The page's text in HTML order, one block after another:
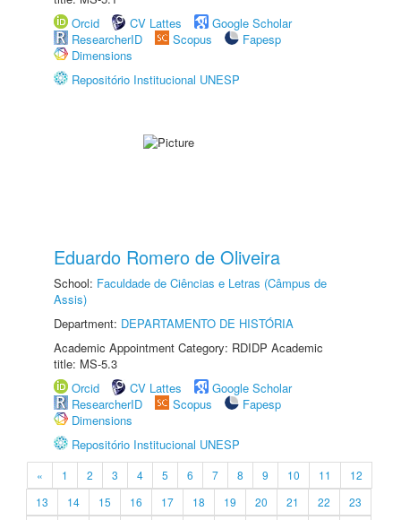
Orcid
CV Lattes
Google Scholar
ResearcherID
Scopus
Fapesp
Dimensions
Repositório Institucional UNESP
Eduardo Romero de Oliveira
School: Faculdade de Ciências e Letras (Câmpus de
Assis)
Department: DEPARTAMENTO DE HISTÓRIA
Academic Appointment Category: RDIDP Academic
title: MS-5.3
Orcid
CV Lattes
Google Scholar
ResearcherID
Scopus
Fapesp
Dimensions
Repositório Institucional UNESP
« 1 2 3 4 5 6 7 8 9 10 11
12
13
14 15 16 17 18 19 20 21 22
23